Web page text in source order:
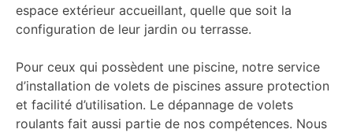
espace extérieur accueillant, quelle que soit la
configuration de leur jardin ou terrasse.
Pour ceux qui possèdent une piscine, notre service
d’installation de volets de piscines assure protection
et facilité d’utilisation. Le dépannage de volets
roulants fait aussi partie de nos compétences. Nous